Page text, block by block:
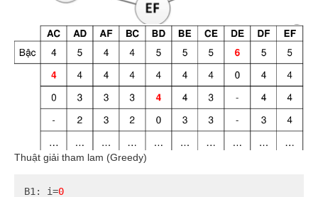
Thuật giải tham lam (Greedy)
B1: i=0